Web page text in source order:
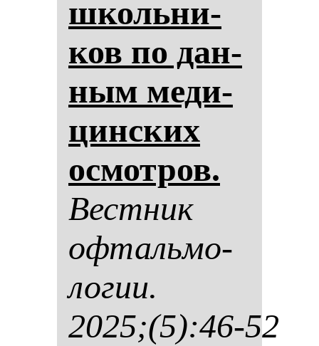
школь­ни­
ков по дан­
ным ме­ди­
цин­ских
ос­мот­ров.
Вес­тник
оф­таль­мо­
ло­гии.
2025;(5):46-52